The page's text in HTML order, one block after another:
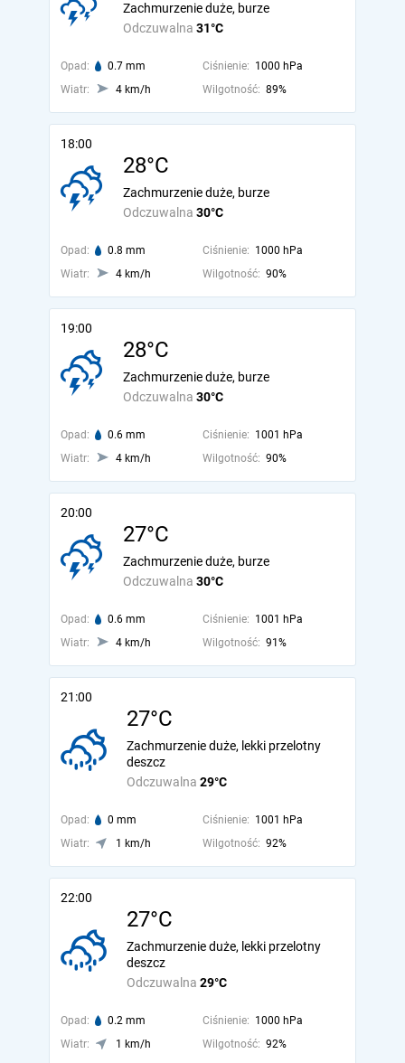
Odczuwalna 31°C
Zachmurzenie duże, burze
Opad: 0.7 mm Ciśnienie: 1000 hPa
Wiatr:
4 km/h Wilgotność: 89%
18:00
28°C
Odczuwalna 30°C
Zachmurzenie duże, burze
Opad: 0.8 mm Ciśnienie: 1000 hPa
Wiatr:
4 km/h Wilgotność: 90%
19:00
28°C
Odczuwalna 30°C
Zachmurzenie duże, burze
Opad: 0.6 mm Ciśnienie: 1001 hPa
Wiatr:
4 km/h Wilgotność: 90%
20:00
27°C
Odczuwalna 30°C
Zachmurzenie duże, burze
Opad: 0.6 mm Ciśnienie: 1001 hPa
Wiatr:
4 km/h Wilgotność: 91%
21:00
27°C
Odczuwalna 29°C
Zachmurzenie duże, lekki przelotny
deszcz
Opad: 0 mm Ciśnienie: 1001 hPa
Wiatr:
1 km/h Wilgotność: 92%
22:00
27°C
Odczuwalna 29°C
Zachmurzenie duże, lekki przelotny
deszcz
Opad: 0.2 mm Ciśnienie: 1000 hPa
Wiatr:
1 km/h Wilgotność: 92%